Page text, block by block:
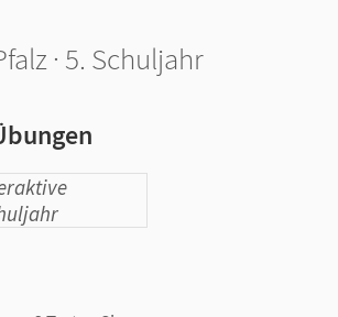
· 5. Schuljahr